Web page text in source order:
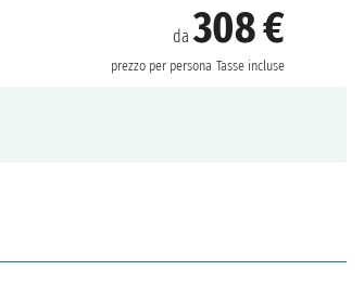
da308 €
prezzo per persona Tasse incluse